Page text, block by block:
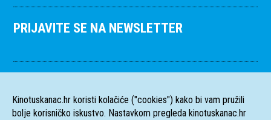
PRIJAVITE SE NA NEWSLETTER
Kinotuskanac.hr koristi kolačiće ("cookies") kako bi vam pružili
bolje korisničko iskustvo. Nastavkom pregleda kinotuskanac.hr